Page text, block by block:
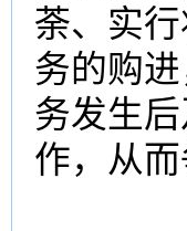
荼、实
务的购
务发生
作，从